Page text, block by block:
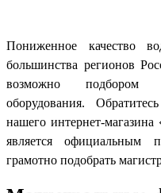
Пониженное качество
большинства регионов
возможно подбором
оборудования.
нашего интернет-магазина
является официальным
грамотно подобрать